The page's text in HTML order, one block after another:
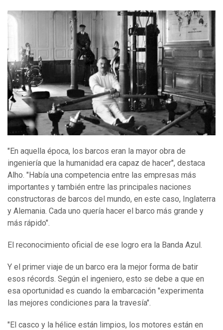
"En aquella época, los barcos eran la mayor obra de
ingeniería que la humanidad era capaz de hacer", destaca
Alho. "Había una competencia entre las empresas más
importantes y también entre las principales naciones
constructoras de barcos del mundo, en este caso, Inglaterra
y Alemania. Cada uno quería hacer el barco más grande y
más rápido".
El reconocimiento oficial de ese logro era la Banda Azul.
Y el primer viaje de un barco era la mejor forma de batir
esos récords. Según el ingeniero, esto se debe a que en
esa oportunidad es cuando la embarcación "experimenta
las mejores condiciones para la travesía".
"El casco y la hélice están limpios, los motores están en